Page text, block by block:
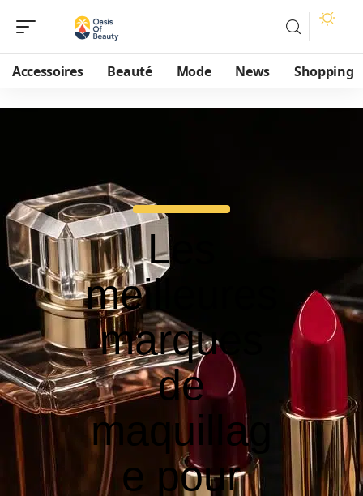
Accessoires Beauté Mode News Shopping
Les
meilleures
marques
de
maquillag
e pour